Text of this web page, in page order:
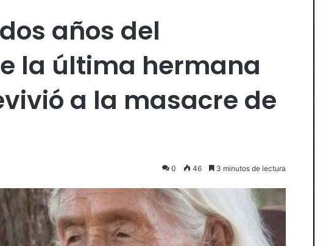
años del
la última hermana
a la masacre de
0 46 3 minutos de lectura